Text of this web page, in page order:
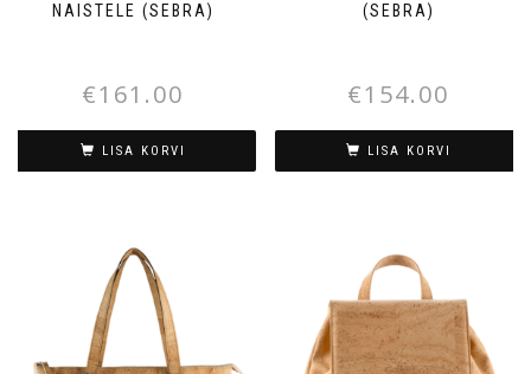
NAISTELE (SEBRA)
€161.00
LISA KORVI
(SEBRA)
€154.00
LISA KORVI